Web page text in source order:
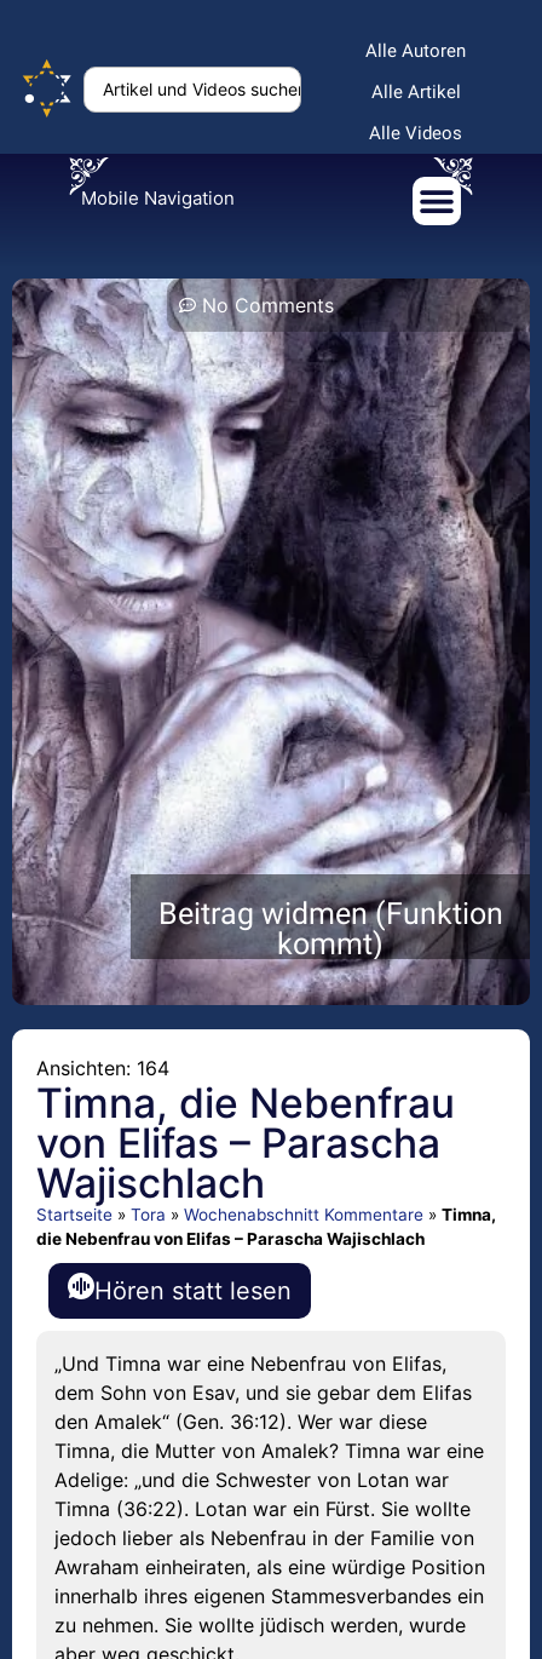
Alle Autoren
Alle Artikel
Alle Videos
Mobile Navigation
No Comments
Beitrag widmen (Funktion
kommt)
Ansichten: 164
Timna, die Nebenfrau
von Elifas – Parascha
Wajischlach
Startseite » Tora » Wochenabschnitt Kommentare » Timna,
die Nebenfrau von Elifas – Parascha Wajischlach
Hören statt lesen
„Und Timna war eine Nebenfrau von Elifas,
dem Sohn von Esav, und sie gebar dem Elifas
den Amalek“ (Gen. 36:12). Wer war diese
Timna, die Mutter von Amalek? Timna war eine
Adelige: „und die Schwester von Lotan war
Timna (36:22). Lotan war ein Fürst. Sie wollte
jedoch lieber als Nebenfrau in der Familie von
Awraham einheiraten, als eine würdige Position
innerhalb ihres eigenen Stammesverbandes ein
zu nehmen. Sie wollte jüdisch werden, wurde